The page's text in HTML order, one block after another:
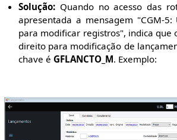
Solução: Quando no acesso das
apresentada a mensagem "CGM-
para modificar registros", indica que
direito para modificação de
chave éGFLANCTO_M. Exemplo: